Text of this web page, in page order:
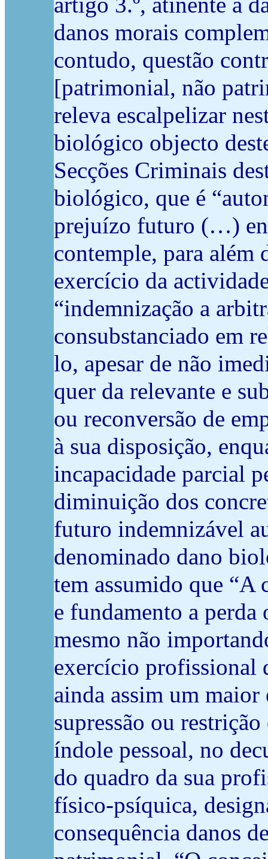
danos morais
contudo, questão
[patrimonial, não
releva escalpelizar
biológico objecto
Secções Criminais
biológico, que é
prejuízo futuro (…)
contemple, para além
exercício da
“indemnização a
consubstanciado em
lo, apesar de não
quer da relevante e
ou reconversão de
à sua disposição,
incapacidade parcial
diminuição dos
futuro indemnizável
denominado dano
tem assumido que “A
e fundamento a
mesmo não
exercício profissional
ainda assim um
supressão ou
índole pessoal, no
do quadro da sua
físico-psíquica,
consequência danos